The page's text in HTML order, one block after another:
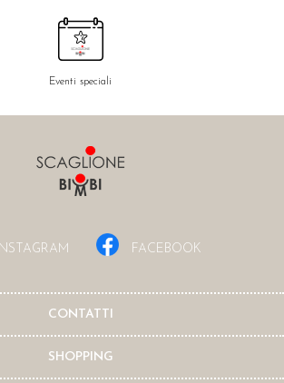
Eventi speciali
FACEBOOK
CONTATTI
SHOPPING